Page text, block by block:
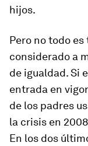
hijos.
Pero no todo
considerado a
de igualdad. Si
entrada en
de los padres
la crisis en
En los dos